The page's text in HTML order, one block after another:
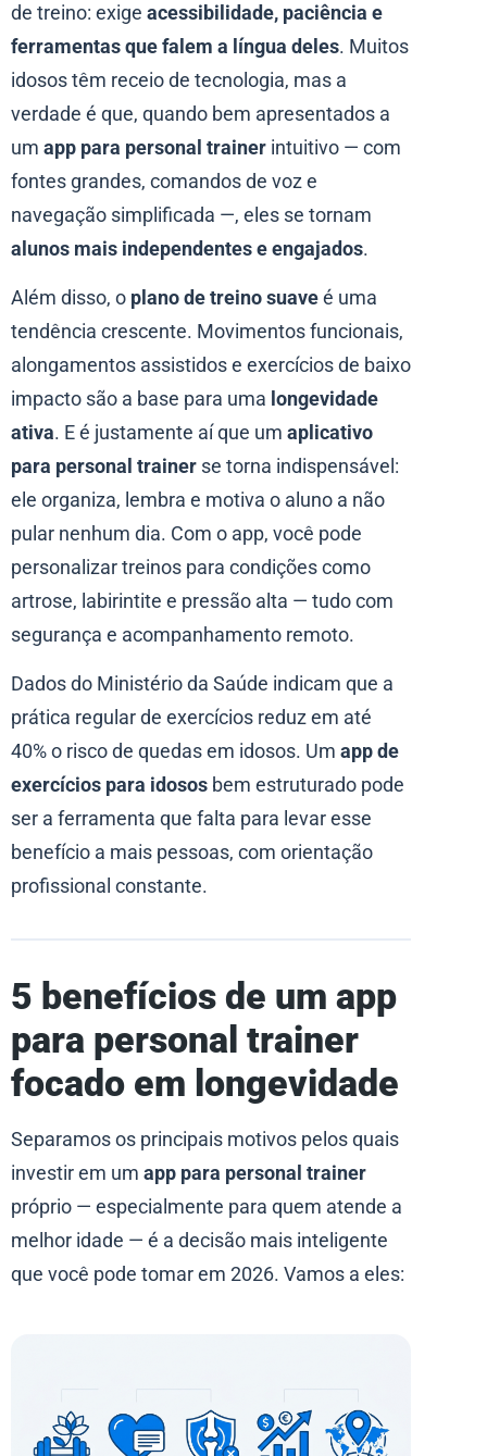
de treino: exige acessibilidade, paciência e
ferramentas que falem a língua deles. Muitos
idosos têm receio de tecnologia, mas a
verdade é que, quando bem apresentados a
um app para personal trainer intuitivo — com
fontes grandes, comandos de voz e
navegação simplificada —, eles se tornam
alunos mais independentes e engajados.
Além disso, o plano de treino suave é uma
tendência crescente. Movimentos funcionais,
alongamentos assistidos e exercícios de baixo
impacto são a base para uma longevidade
ativa. E é justamente aí que um aplicativo
para personal trainer se torna indispensável:
ele organiza, lembra e motiva o aluno a não
pular nenhum dia. Com o app, você pode
personalizar treinos para condições como
artrose, labirintite e pressão alta — tudo com
segurança e acompanhamento remoto.
Dados do Ministério da Saúde indicam que a
prática regular de exercícios reduz em até
40% o risco de quedas em idosos. Um app de
exercícios para idosos bem estruturado pode
ser a ferramenta que falta para levar esse
benefício a mais pessoas, com orientação
profissional constante.
5 benefícios de um app
para personal trainer
focado em longevidade
Separamos os principais motivos pelos quais
investir em um app para personal trainer
próprio — especialmente para quem atende a
melhor idade — é a decisão mais inteligente
que você pode tomar em 2026. Vamos a eles: